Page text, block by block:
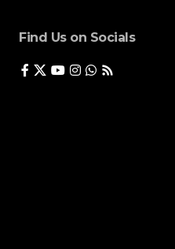
Find Us on Socials